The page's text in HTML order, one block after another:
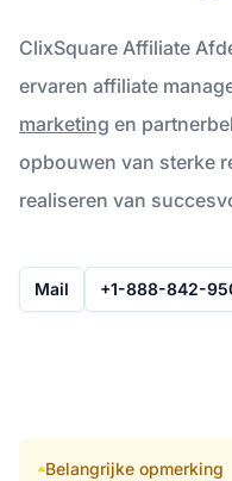
ClixSquare Affiliate
ervaren affiliate
marketing en
opbouwen van sterke
realiseren van
Mail +1-888-842-
Belangrijke opmerking